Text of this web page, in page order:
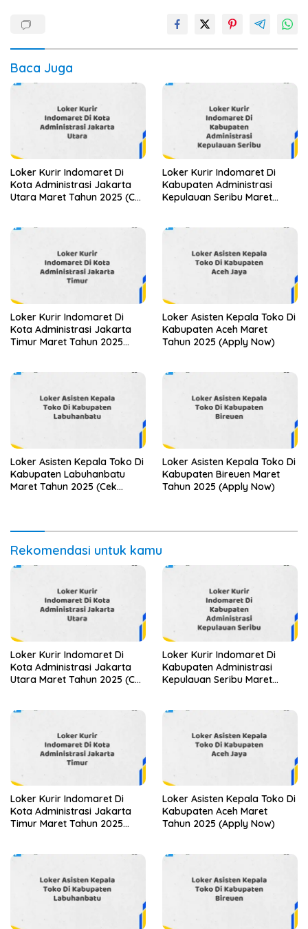
Baca Juga
Loker Kurir Indomaret Di
Kota Administrasi Jakarta
Utara Maret Tahun 2025 (Cek
Loker Kurir Indomaret Di
Kabupaten Administrasi
Kepulauan Seribu Maret
Loker Kurir Indomaret Di
Kota Administrasi Jakarta
Timur Maret Tahun 2025
Loker Asisten Kepala Toko Di
Kabupaten Aceh Maret
Tahun 2025 (Apply Now)
Loker Asisten Kepala Toko Di
Kabupaten Labuhanbatu
Maret Tahun 2025 (Cek
Loker Asisten Kepala Toko Di
Kabupaten Bireuen Maret
Tahun 2025 (Apply Now)
Rekomendasi untuk kamu
Loker Kurir Indomaret Di
Kota Administrasi Jakarta
Utara Maret Tahun 2025 (Cek
Loker Kurir Indomaret Di
Kabupaten Administrasi
Kepulauan Seribu Maret
Loker Kurir Indomaret Di
Kota Administrasi Jakarta
Timur Maret Tahun 2025
Loker Asisten Kepala Toko Di
Kabupaten Aceh Maret
Tahun 2025 (Apply Now)